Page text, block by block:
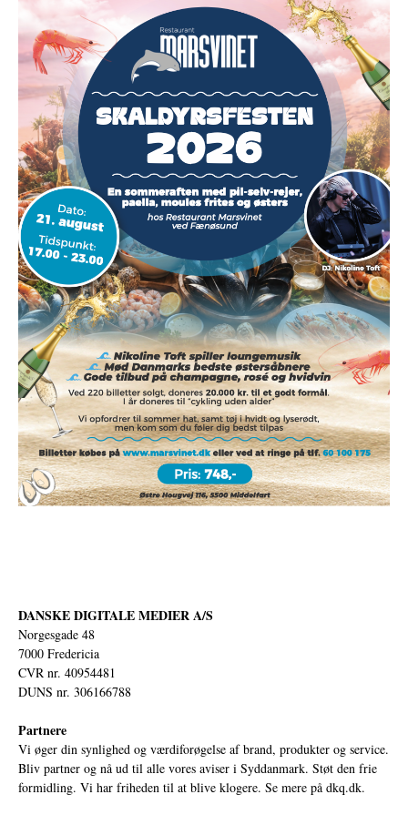
DANSKE DIGITALE MEDIER A/S
Norgesgade 48
7000 Fredericia
CVR nr. 40954481
DUNS nr. 306166788
Partnere
Vi øger din synlighed og værdiforøgelse af brand, produkter og service.
Bliv partner og nå ud til alle vores aviser i Syddanmark. Støt den frie
formidling. Vi har friheden til at blive klogere. Se mere på dkq.dk.